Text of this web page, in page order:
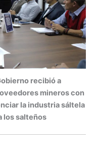
recibió a
mineros con
la industria sáltela
los salteños